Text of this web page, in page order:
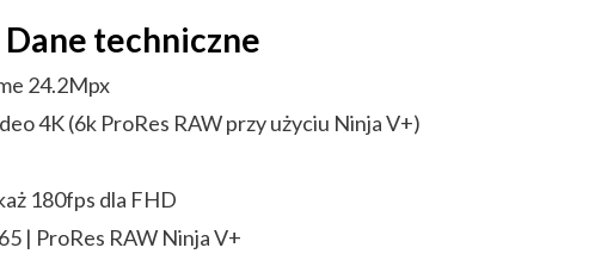
Dane techniczne
24.2Mpx
4K (6k ProRes RAW przy użyciu Ninja V+)
180fps dla FHD
| ProRes RAW Ninja V+